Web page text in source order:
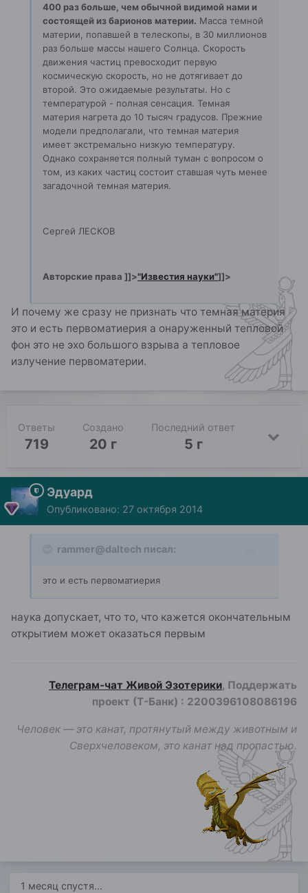
400 раз больше, чем обычной видимой нами и
состоящей из барионов материи. Масса темной
материи, попавшей в телескопы, в 30 миллионов
раз больше массы нашего Солнца. Скорость
движения частиц превосходит первую
космическую скорость, но не дотягивает до
второй. Это ожидаемые результаты. Но с
температурой - полная сенсация. Темная
материя нагрета до 10 тысяч градусов. Прежние
модели предполагали, что темная материя
имеет экстремально низкую температуру.
Однако сохраняется полный туман с вопросом о
том, из каких частиц состоит ставшая чуть менее
загадочной темная материя.
Сергей ЛЕСКОВ
Авторские права ]]>"Известия науки"]]>
И почему же сразу не признать что темная материя
это и есть первоматиерия а онаруженный тепловой
фон это не эхо большого взрыва а тепловое
излучение первоматерии.
Ответы
719
Создано
20 г
Последний ответ
5 г
Эдуард
Опубликовано: 27 октября 2014
rammer@daltech писал:
это и есть первоматиерия
наука допускает, что то, что кажется окончательным
открытием может оказаться первым
Телеграм-чат Живой Эзотерики, Поддержать
проект (Т-Банк) : 2200396108086196
Человек — это канат, протянутый между животным и
Сверхчеловеком, это канат над пропастью.
1 месяц спустя...